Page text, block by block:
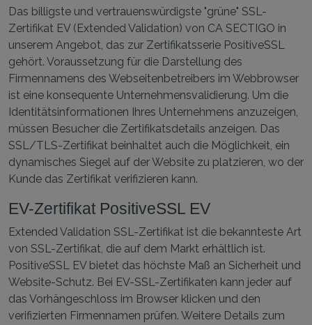
Das billigste und vertrauenswürdigste "grüne" SSL-
Zertifikat EV (Extended Validation) von CA SECTIGO in
unserem Angebot, das zur Zertifikatsserie PositiveSSL
gehört. Voraussetzung für die Darstellung des
Firmennamens des Webseitenbetreibers im Webbrowser
ist eine konsequente Unternehmensvalidierung. Um die
Identitätsinformationen Ihres Unternehmens anzuzeigen,
müssen Besucher die Zertifikatsdetails anzeigen. Das
SSL/TLS-Zertifikat beinhaltet auch die Möglichkeit, ein
dynamisches Siegel auf der Website zu platzieren, wo der
Kunde das Zertifikat verifizieren kann.
EV-Zertifikat PositiveSSL EV
Extended Validation SSL-Zertifikat ist die bekannteste Art
von SSL-Zertifikat, die auf dem Markt erhältlich ist.
PositiveSSL EV bietet das höchste Maß an Sicherheit und
Website-Schutz. Bei EV-SSL-Zertifikaten kann jeder auf
das Vorhängeschloss im Browser klicken und den
verifizierten Firmennamen prüfen. Weitere Details zum